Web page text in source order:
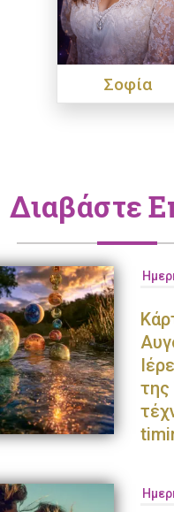
Σοφία
Διαβάστε
της